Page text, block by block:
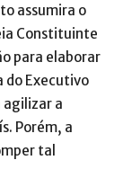
assumira o
Constituinte
para elaborar
do Executivo
agilizar a
Porém, a
tal